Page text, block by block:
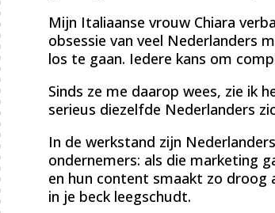
Mijn Italiaanse vrouw Chiara
obsessie van veel Nederlanders
los te gaan. Iedere kans om
Sinds ze me daarop wees, zie ik
serieus diezelfde Nederlanders
In de werkstand zijn
ondernemers: als die marketing
en hun content smaakt zo droog
in je beck leegschudt.